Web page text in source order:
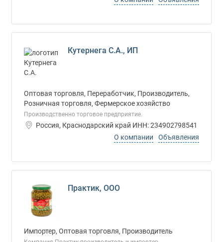
Кутернега С.А., ИП
Оптовая торговля, Переработчик, Производитель,
Розничная торговля, Фермерское хозяйство
Производственно торговое предприятие.
Россия, Краснодарский край ИНН: 234902798541
О компании
Объявления
Практик, ООО
Импортер, Оптовая торговля, Производитель